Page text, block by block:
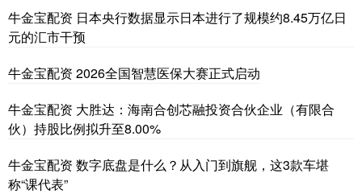
牛金宝配资 日本央行数据显示日本进行了规模约8.45万亿日
元的汇市干预
牛金宝配资 2026全国智慧医保大赛正式启动
牛金宝配资 大胜达：海南合创芯融投资合伙企业（有限合
伙）持股比例拟升至8.00%
牛金宝配资 数字底盘是什么？从入门到旗舰，这3款车堪
称“课代表”